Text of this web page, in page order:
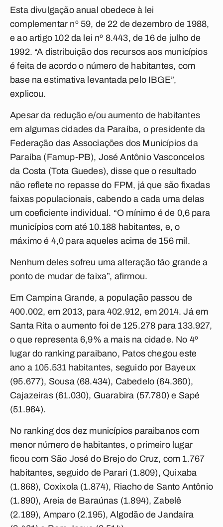
Esta divulgação anual obedece à lei
complementar nº 59, de 22 de dezembro de 1988,
e ao artigo 102 da lei nº 8.443, de 16 de julho de
1992. “A distribuição dos recursos aos municípios
é feita de acordo o número de habitantes, com
base na estimativa levantada pelo IBGE”,
explicou.
Apesar da redução e/ou aumento de habitantes
em algumas cidades da Paraíba, o presidente da
Federação das Associações dos Municípios da
Paraíba (Famup-PB), José Antônio Vasconcelos
da Costa (Tota Guedes), disse que o resultado
não reflete no repasse do FPM, já que são fixadas
faixas populacionais, cabendo a cada uma delas
um coeficiente individual. “O mínimo é de 0,6 para
municípios com até 10.188 habitantes, e, o
máximo é 4,0 para aqueles acima de 156 mil.
Nenhum deles sofreu uma alteração tão grande a
ponto de mudar de faixa”, afirmou.
Em Campina Grande, a população passou de
400.002, em 2013, para 402.912, em 2014. Já em
Santa Rita o aumento foi de 125.278 para 133.927,
o que representa 6,9% a mais na cidade. No 4º
lugar do ranking paraibano, Patos chegou este
ano a 105.531 habitantes, seguido por Bayeux
(95.677), Sousa (68.434), Cabedelo (64.360),
Cajazeiras (61.030), Guarabira (57.780) e Sapé
(51.964).
No ranking dos dez municípios paraibanos com
menor número de habitantes, o primeiro lugar
ficou com São José do Brejo do Cruz, com 1.767
habitantes, seguido de Parari (1.809), Quixaba
(1.868), Coxixola (1.874), Riacho de Santo Antônio
(1.890), Areia de Baraúnas (1.894), Zabelê
(2.189), Amparo (2.195), Algodão de Jandaíra